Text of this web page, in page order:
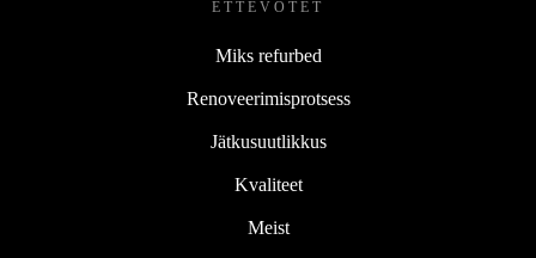
ETTEVÕTET
Miks refurbed
Renoveerimisprotsess
Jätkusuutlikkus
Kvaliteet
Meist